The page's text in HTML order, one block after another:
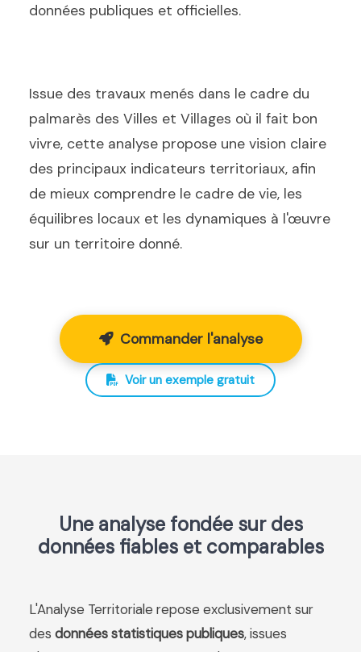
données publiques et officielles.
Issue des travaux menés dans le cadre du
palmarès des Villes et Villages où il fait bon
vivre, cette analyse propose une vision claire
des principaux indicateurs territoriaux, afin
de mieux comprendre le cadre de vie, les
équilibres locaux et les dynamiques à l'œuvre
sur un territoire donné.
Commander l'analyse
Voir un exemple gratuit
Une analyse fondée sur des
données fiables et comparables
L'Analyse Territoriale repose exclusivement sur
des données statistiques publiques, issues